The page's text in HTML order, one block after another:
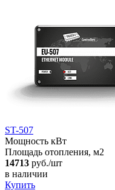
ST-507
Мощность кВт
Площадь отопления, м2
14713 руб./шт
в наличии
Купить